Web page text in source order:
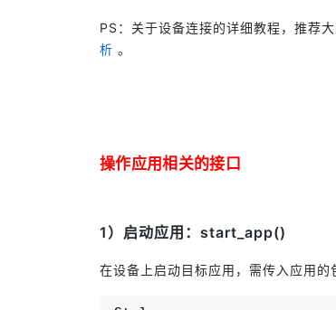
PS：关于设备连接的详细教程，推荐
析 。
操作应用相关的接口
1）启动应用：start_app()
在设备上启动目标应用，需传入应用